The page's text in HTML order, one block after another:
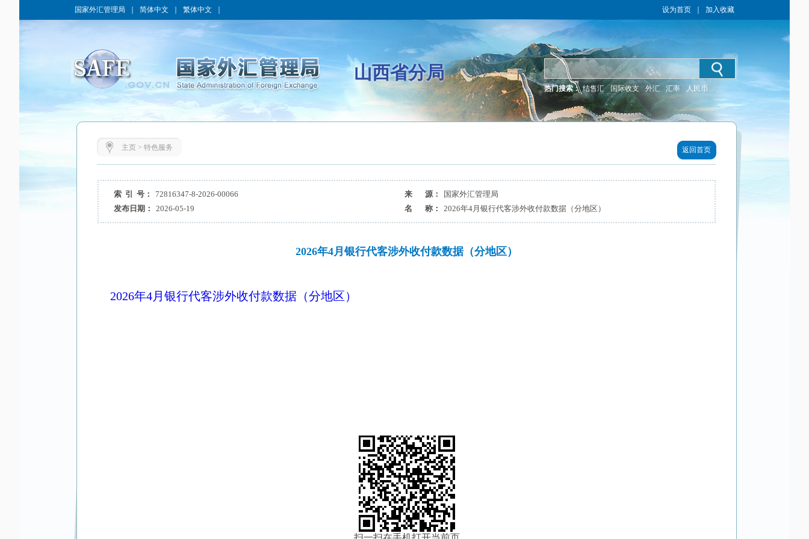
国家外汇管理局 简体中文 繁体中文 设为首页 加入收藏
山西省分局
热门搜索： 结售汇 国际收支 外汇 汇率 人民币
主页> 特色服务 返回首页
索 引 号： 72816347-8-2026-00066 来 源：
国家外汇管理局
发布日期：
2026-05-19 名 称： 2026年4月银行代客涉外收付款数据（分地区）
2026年4月银行代客涉外收付款数据（分地区）
2026年4月银行代客涉外收付款数据（分地区）